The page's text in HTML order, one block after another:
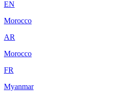
EN
Morocco
AR
Morocco
FR
Myanmar